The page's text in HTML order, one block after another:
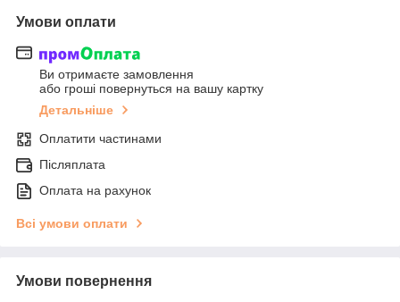
Умови оплати
Ви отримаєте замовлення
або гроші повернуться на вашу картку
Детальніше
Оплатити частинами
Післяплата
Оплата на рахунок
Всі умови оплати
Умови повернення